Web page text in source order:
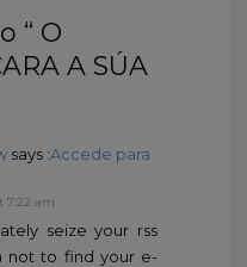
“ O
A SÚA
says :Accede para
7:22 am
seize your rss
not to find your e-